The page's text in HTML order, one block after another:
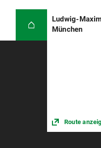
Ludwig-
München
Route